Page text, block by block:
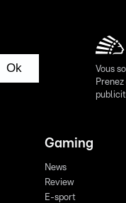
Ok
Vous
Gaming
News
Review
E-sport